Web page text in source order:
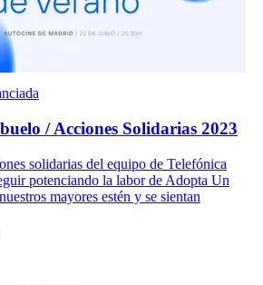
/ Acciones Solidarias 2023
solidarias del equipo de Telefónica
potenciando la labor de Adopta Un
mayores estén y se sientan